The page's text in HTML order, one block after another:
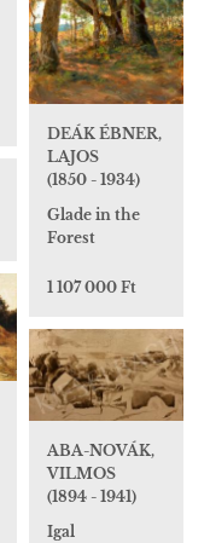
DEÁK ÉBNER,
LAJOS
(1850 - 1934)
Glade in the
Forest
1 107 000 Ft
ABA-NOVÁK,
VILMOS
(1894 - 1941)
Igal